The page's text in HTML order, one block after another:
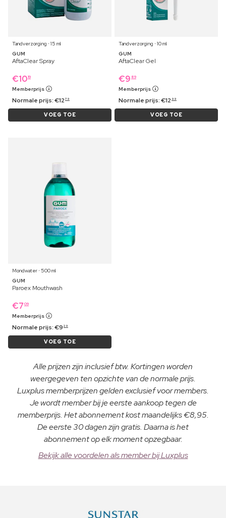
Tandverzorging ⋅ 15 ml
GUM
AftaClear Spray
€1019
Memberprijs
Normale prijs:€12 79
VOEG TOE
Tandverzorging ⋅ 10 ml
GUM
AftaClear Gel
€9 89
Memberprijs
Normale prijs:€12 99
VOEG TOE
Mondwater ⋅ 500 ml
GUM
Paroex Mouthwash
€7 09
Memberprijs
Normale prijs:€9 29
VOEG TOE
Alle prijzen zijn inclusief btw. Kortingen worden
weergegeven ten opzichte van de normale prijs.
Luxplus memberprijzen gelden exclusief voor members.
Je wordt member bij je eerste aankoop tegen de
memberprijs. Het abonnement kost maandelijks €8,95.
De eerste 30 dagen zijn gratis. Daarna is het
abonnement op elk moment opzegbaar.
Bekijk alle voordelen als member bij Luxplus